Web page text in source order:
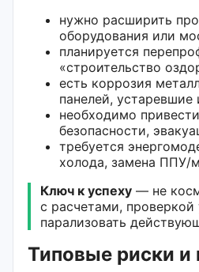
нужно расширить
оборудования или
планируется
«строительство
есть коррозия
панелей,
необходимо
безопасности,
требуется
холода, замена ППУ/
Ключ к успеху — не
с расчетами,
парализовать
Типовые риски и